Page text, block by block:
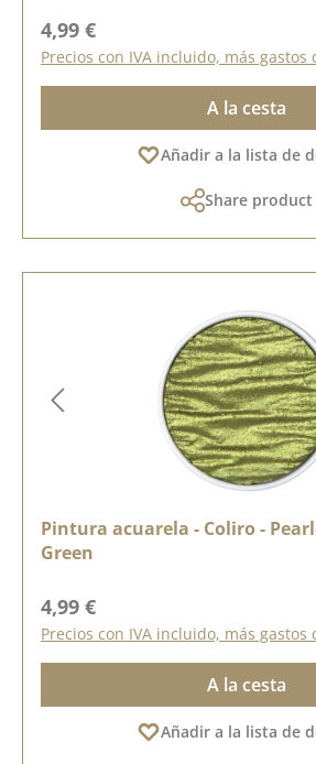
Precio normal:
4,99 €
Precios con IVA incluido, más gastos
A la cesta
Añadir a la lista de
Share product
Pintura acuarela - Coliro -
Green
Precio normal:
4,99 €
Precios con IVA incluido, más gastos
A la cesta
Añadir a la lista de